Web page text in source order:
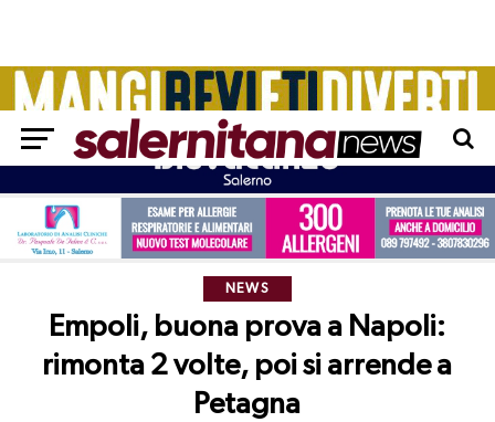
NEWS
Empoli, buona prova a Napoli:
rimonta 2 volte, poi si arrende a
Petagna